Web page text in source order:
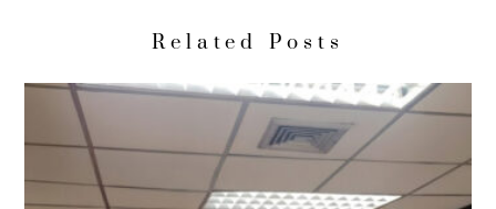
Related Posts